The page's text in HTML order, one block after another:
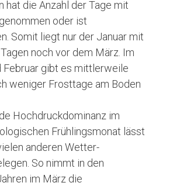
hat die Anzahl der Tage mit
oder ist
Somit liegt nur der Januar mit
noch vor dem März. Im
Februar gibt es mittlerweile
weniger Frosttage am Boden
Hochdruckdominanz im
Frühlingsmonat lässt
anderen Wetter-
So nimmt in den
im März die